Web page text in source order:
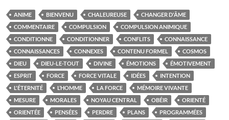
ANIME BIENVENU CHALEUREUSE
CHANGER D'ÂME
COMMENTAIRE
COMPULSION
COMPULSION ANIMIQUE
CONDITIONNE
CONDITIONNER CONFLITS
CONNAISSANCE
CONNAISSANCES
CONNEXES CONTENU FORMEL
COSMOS
DIEU
DIEU-LE-TOUT DIVINE ÉMOTIONS
ÉMOTIVEMENT
ESPRIT
FORCE FORCE VITALE IDÉES
INTENTION
L'ÉTERNITÉ
L’HOMME LA FORCE
MÉMOIRE VIVANTE
MESURE
MORALES NOYAU CENTRAL OBÉIR
ORIENTÉ
ORIENTÉE
PENSÉES PERDRE PLANS PROGRAMMÉES